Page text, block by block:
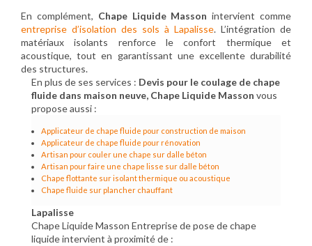
En complément, Chape Liquide Masson intervient comme
entreprise d’isolation des sols à Lapalisse. L’intégration de
matériaux isolants renforce le confort thermique et
acoustique, tout en garantissant une excellente durabilité
des structures.
En plus de ses services : Devis pour le coulage de chape
fluide dans maison neuve, Chape Liquide Masson vous
propose aussi :
Applicateur de chape fluide pour construction de maison
Applicateur de chape fluide pour rénovation
Artisan pour couler une chape sur dalle béton
Artisan pour faire une chape lisse sur dalle béton
Chape flottante sur isolant thermique ou acoustique
Chape fluide sur plancher chauffant
Lapalisse
Chape Liquide Masson Entreprise de pose de chape
liquide intervient à proximité de :